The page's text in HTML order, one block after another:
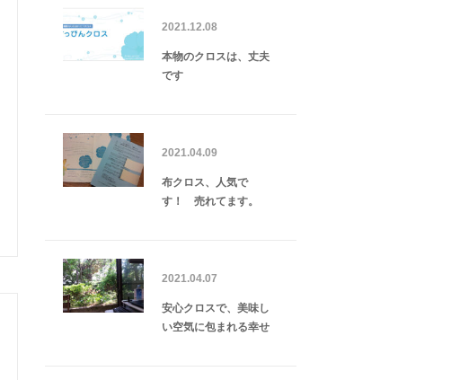
2021.12.08
本物のクロスは、丈夫
です
2021.04.09
布クロス、人気で
す！ 売れてます。
2021.04.07
安心クロスで、美味し
い空気に包まれる幸せ